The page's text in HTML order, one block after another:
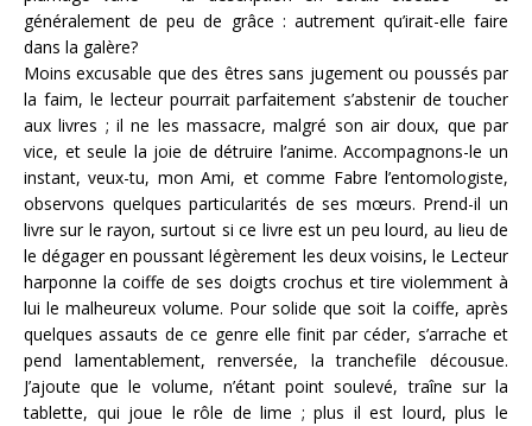
généralement de peu de grâce : autrement qu’irait-elle faire
dans la galère?
Moins excusable que des êtres sans jugement ou poussés par
la faim, le lecteur pourrait parfaitement s’abstenir de toucher
aux livres ; il ne les massacre, malgré son air doux, que par
vice, et seule la joie de détruire l’anime. Accompagnons-le un
instant, veux-tu, mon Ami, et comme Fabre l’entomologiste,
observons quelques particularités de ses mœurs. Prend-il un
livre sur le rayon, surtout si ce livre est un peu lourd, au lieu de
le dégager en poussant légèrement les deux voisins, le Lecteur
harponne la coiffe de ses doigts crochus et tire violemment à
lui le malheureux volume. Pour solide que soit la coiffe, après
quelques assauts de ce genre elle finit par céder, s’arrache et
pend lamentablement, renversée, la tranchefile décousue.
J’ajoute que le volume, n’étant point soulevé, traîne sur la
tablette, qui joue le rôle de lime ; plus il est lourd, plus le